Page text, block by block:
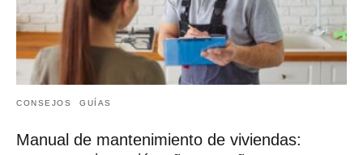
CONSEJOS GUÍAS
Manual de mantenimiento de viviendas: